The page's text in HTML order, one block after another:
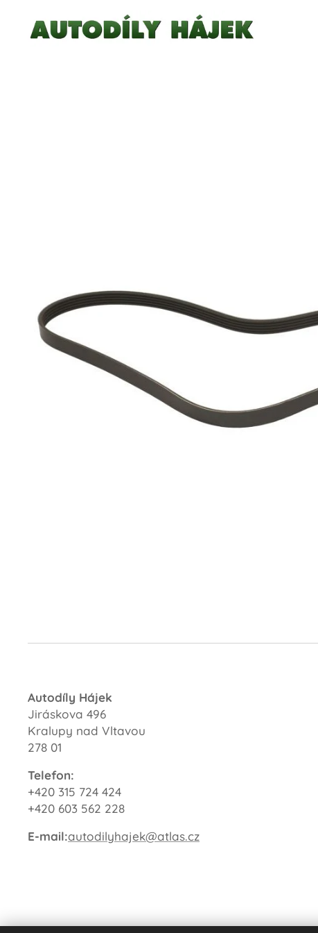
Autodíly Hájek
Jiráskova 496
Kralupy nad Vltavou
278 01
Telefon:
+420 315 724 424
+420 603 562 228
E-mail:autodilyhajek@atlas.cz